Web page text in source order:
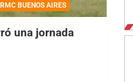
RMC BUENOS AIRES
una jornada